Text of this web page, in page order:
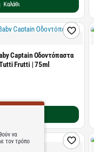
Καλάθι
Captain Οδοντόπαστα
Frutti | 75ml
να
τον τρόπο